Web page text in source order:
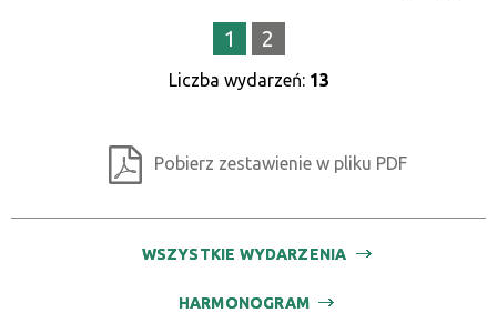
1 2
Liczba wydarzeń: 13
Pobierz zestawienie w pliku PDF
WSZYSTKIE WYDARZENIA
HARMONOGRAM